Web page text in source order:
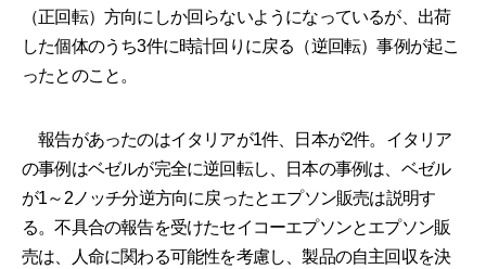
（正回転）方向にしか回らないようになっているが、出荷
した個体のうち3件に時計回りに戻る（逆回転）事例が起こ
ったとのこと。
報告があったのはイタリアが1件、日本が2件。イタリア
の事例はベゼルが完全に逆回転し、日本の事例は、ベゼル
が1～2ノッチ分逆方向に戻ったとエプソン販売は説明す
る。不具合の報告を受けたセイコーエプソンとエプソン販
売は、人命に関わる可能性を考慮し、製品の自主回収を決